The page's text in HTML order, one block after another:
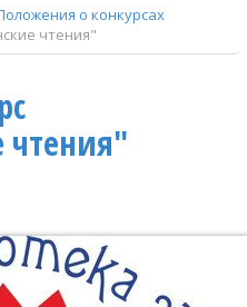
о конкурсах
чтения"